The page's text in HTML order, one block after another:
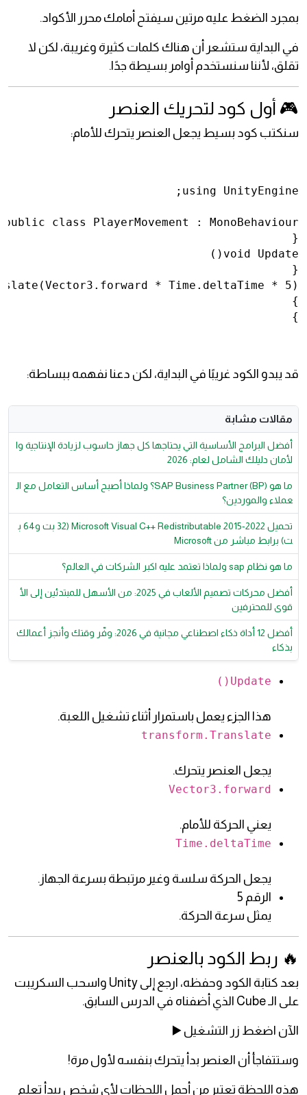
بمجرد الضغط عليه مرتين سيفتح أمامك محرر الأكواد.
في البداية ستشعر أن هناك كلمات كثيرة وغريبة، لكن لا
تقلق، لأننا سنستخدم أوامر بسيطة جدًا.
🎮 أول كود لتحريك العنصر
سنكتب كود بسيط يجعل العنصر يتحرك للأمام:
using UnityEngine;
public class PlayerMovement : MonoBehaviour
{
void Update()
{
* Time.deltaTime * 5);
}
}
قد يبدو الكود غريبًا في البداية، لكن دعنا نفهمه ببساطة:
مقالات مشابة
أفضل البرامج الأساسية التي يحتاجها كل جهاز حاسوب لزيادة الإنتاجية وا
لأمان دليلك الشامل لعام: 2026
ما هو SAP Business Partner (BP)؟ ولماذا أصبح أساس التعامل مع ال
عملاء والموردين؟
تحميل Microsoft Visual C++ Redistributable 2015-2022 (32 بت و64 ب
ت) برابط مباشر من Microsoft
ما هو نظام sap ولماذا تعتمد عليه اكبر الشركات في العالم؟
أفضل محركات تصميم الألعاب في 2025: من الأسهل للمبتدئين إلى الأ
قوى للمحترفين
أفضل 12 أداة ذكاء اصطناعي مجانية في 2026: وفّر وقتك وأنجز أعمالك
بذكاء
Update()
هذا الجزء يعمل باستمرار أثناء تشغيل اللعبة.
transform.Translate
يجعل العنصر يتحرك.
Vector3.forward
يعني الحركة للأمام.
Time.deltaTime
يجعل الحركة سلسة وغير مرتبطة بسرعة الجهاز.
الرقم 5
يمثل سرعة الحركة.
🔥 ربط الكود بالعنصر
بعد كتابة الكود وحفظه، ارجع إلى Unity واسحب السكريبت
على الـ Cube الذي أضفناه في الدرس السابق.
الآن اضغط زر التشغيل ▶️
وستتفاجأ أن العنصر بدأ يتحرك بنفسه لأول مرة!
هذه اللحظة تعتبر من أجمل اللحظات لأي شخص يبدأ تعلم